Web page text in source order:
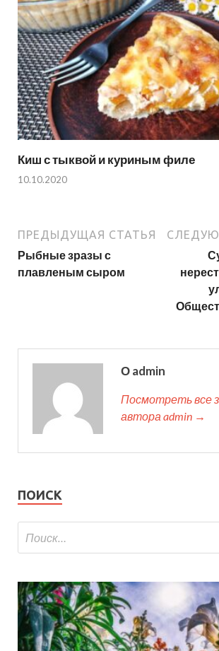
Киш с тыквой и куриным филе
10.10.2020
ПРЕДЫДУЩАЯ СТАТЬЯ
Рыбные зразы с
плавленым сыром
О admin
Посмотреть все
автора admin →
ПОИСК